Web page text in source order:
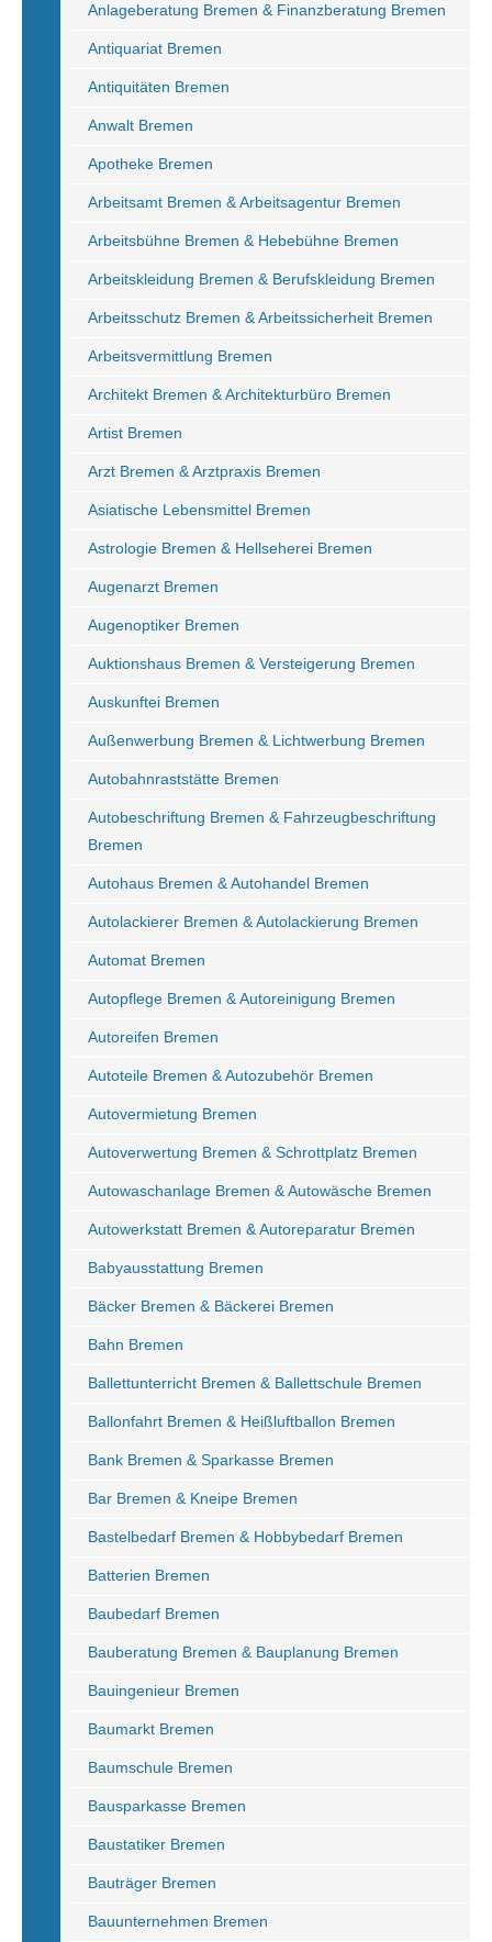
Anlageberatung Bremen & Finanzberatung Bremen
Antiquariat Bremen
Antiquitäten Bremen
Anwalt Bremen
Apotheke Bremen
Arbeitsamt Bremen & Arbeitsagentur Bremen
Arbeitsbühne Bremen & Hebebühne Bremen
Arbeitskleidung Bremen & Berufskleidung Bremen
Arbeitsschutz Bremen & Arbeitssicherheit Bremen
Arbeitsvermittlung Bremen
Architekt Bremen & Architekturbüro Bremen
Artist Bremen
Arzt Bremen & Arztpraxis Bremen
Asiatische Lebensmittel Bremen
Astrologie Bremen & Hellseherei Bremen
Augenarzt Bremen
Augenoptiker Bremen
Auktionshaus Bremen & Versteigerung Bremen
Auskunftei Bremen
Außenwerbung Bremen & Lichtwerbung Bremen
Autobahnraststätte Bremen
Autobeschriftung Bremen & Fahrzeugbeschriftung
Bremen
Autohaus Bremen & Autohandel Bremen
Autolackierer Bremen & Autolackierung Bremen
Automat Bremen
Autopflege Bremen & Autoreinigung Bremen
Autoreifen Bremen
Autoteile Bremen & Autozubehör Bremen
Autovermietung Bremen
Autoverwertung Bremen & Schrottplatz Bremen
Autowaschanlage Bremen & Autowäsche Bremen
Autowerkstatt Bremen & Autoreparatur Bremen
Babyausstattung Bremen
Bäcker Bremen & Bäckerei Bremen
Bahn Bremen
Ballettunterricht Bremen & Ballettschule Bremen
Ballonfahrt Bremen & Heißluftballon Bremen
Bank Bremen & Sparkasse Bremen
Bar Bremen & Kneipe Bremen
Bastelbedarf Bremen & Hobbybedarf Bremen
Batterien Bremen
Baubedarf Bremen
Bauberatung Bremen & Bauplanung Bremen
Bauingenieur Bremen
Baumarkt Bremen
Baumschule Bremen
Bausparkasse Bremen
Baustatiker Bremen
Bauträger Bremen
Bauunternehmen Bremen